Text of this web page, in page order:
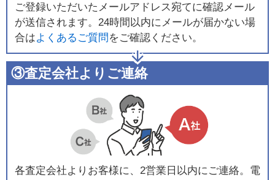
ご登録いただいたメールアドレス宛てに確認メール
が送信されます。24時間以内にメールが届かない場
合はよくあるご質問 をご確認ください。
③査定会社よりご連絡
各査定会社よりお客様に、2営業日以内にご連絡。電